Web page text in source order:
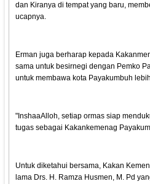
dan Kiranya di tempat yang baru,
ucapnya.
Erman juga berharap kepada
sama untuk besirnegi dengan Pemko
untuk membawa kota Payakumbuh
"InshaaAlloh, setiap ormas siap
tugas sebagai Kakankemenag
Untuk diketahui bersama, Kakan
lama Drs. H. Ramza Husmen, M. Pd